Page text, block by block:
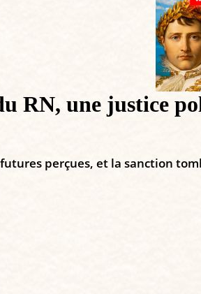
RN, une justice
perçues, et la sanction